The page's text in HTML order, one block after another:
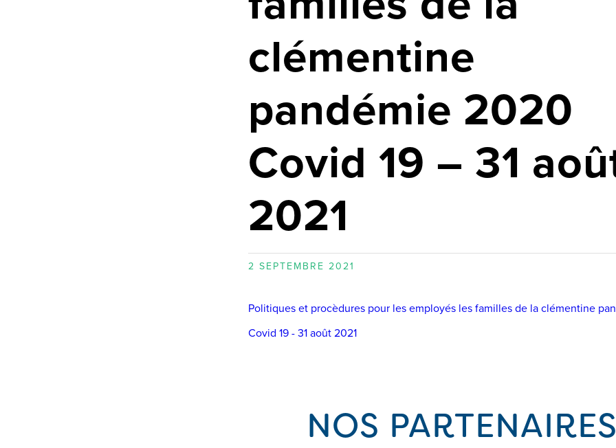
clémentine
pandémie 2020
Covid 19 – 31
2021
2 SEPTEMBRE 2021
Politiques et procèdures pour les employés les familles de la clémentine
Covid 19 - 31 août 2021
NOS